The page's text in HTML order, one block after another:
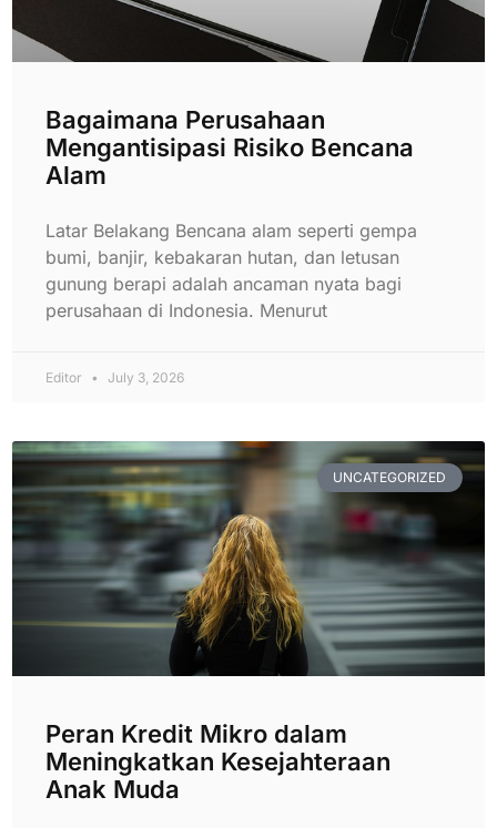
Bagaimana Perusahaan
Mengantisipasi Risiko Bencana
Alam
Latar Belakang Bencana alam seperti gempa
bumi, banjir, kebakaran hutan, dan letusan
gunung berapi adalah ancaman nyata bagi
perusahaan di Indonesia. Menurut
Editor July 3, 2026
UNCATEGORIZED
Peran Kredit Mikro dalam
Meningkatkan Kesejahteraan
Anak Muda